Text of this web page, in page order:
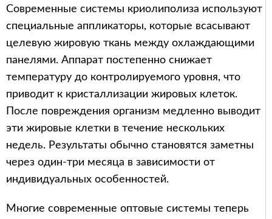
Современные системы криолиполиза используют
специальные аппликаторы, которые всасывают
целевую жировую ткань между охлаждающими
панелями. Аппарат постепенно снижает
температуру до контролируемого уровня, что
приводит к кристаллизации жировых клеток.
После повреждения организм медленно выводит
эти жировые клетки в течение нескольких
недель. Результаты обычно становятся заметны
через один-три месяца в зависимости от
индивидуальных особенностей.
Многие современные оптовые системы теперь